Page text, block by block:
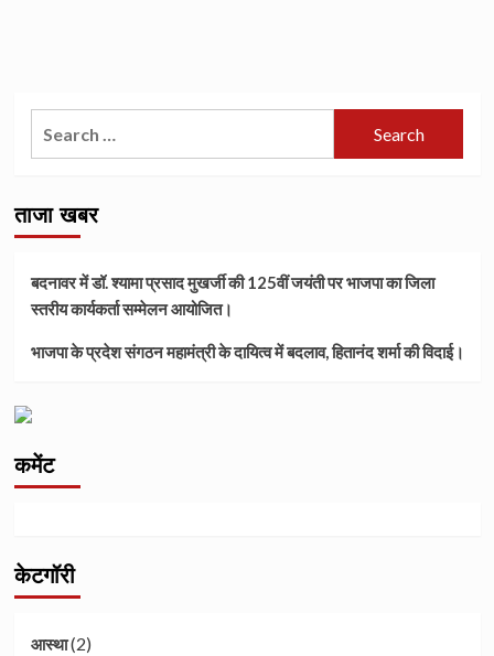
ताजा खबर
बदनावर में डॉ. श्यामा प्रसाद मुखर्जी की 125वीं जयंती पर भाजपा का जिला
स्तरीय कार्यकर्ता सम्मेलन आयोजित।
भाजपा के प्रदेश संगठन महामंत्री के दायित्व में बदलाव, हितानंद शर्मा की विदाई।
कमेंट
केटगॉरी
आस्था(2)